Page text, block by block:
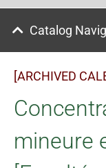
Catalog
[ARCHIVED
mineure